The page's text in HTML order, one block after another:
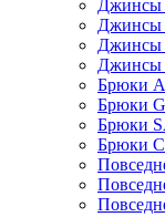
Джинсы
Джинсы
Джинсы
Джинсы
Брюки
Брюки
Брюки
Брюки